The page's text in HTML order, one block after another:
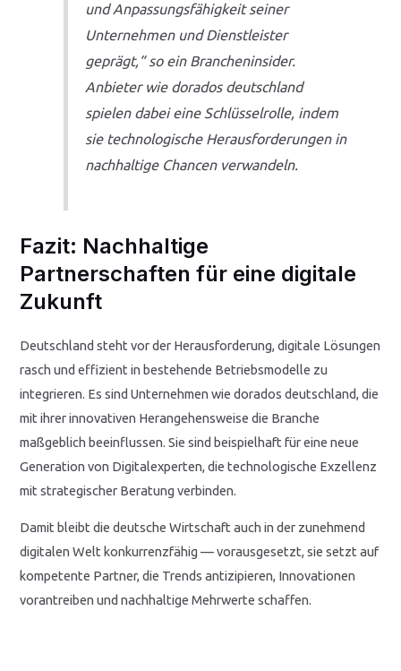
und Anpassungsfähigkeit seiner
Unternehmen und Dienstleister
geprägt,“ so ein Brancheninsider.
Anbieter wie dorados deutschland
spielen dabei eine Schlüsselrolle, indem
sie technologische Herausforderungen in
nachhaltige Chancen verwandeln.
Fazit: Nachhaltige
Partnerschaften für eine digitale
Zukunft
Deutschland steht vor der Herausforderung, digitale Lösungen
rasch und effizient in bestehende Betriebsmodelle zu
integrieren. Es sind Unternehmen wie dorados deutschland, die
mit ihrer innovativen Herangehensweise die Branche
maßgeblich beeinflussen. Sie sind beispielhaft für eine neue
Generation von Digitalexperten, die technologische Exzellenz
mit strategischer Beratung verbinden.
Damit bleibt die deutsche Wirtschaft auch in der zunehmend
digitalen Welt konkurrenzfähig — vorausgesetzt, sie setzt auf
kompetente Partner, die Trends antizipieren, Innovationen
vorantreiben und nachhaltige Mehrwerte schaffen.